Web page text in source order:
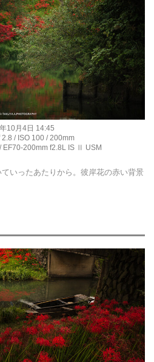
10月4日 14:45
/ ISO 100 / 200mm
EF70-200mm f2.8L IS Ⅱ USM
いったあたりから。彼岸花の赤い背景